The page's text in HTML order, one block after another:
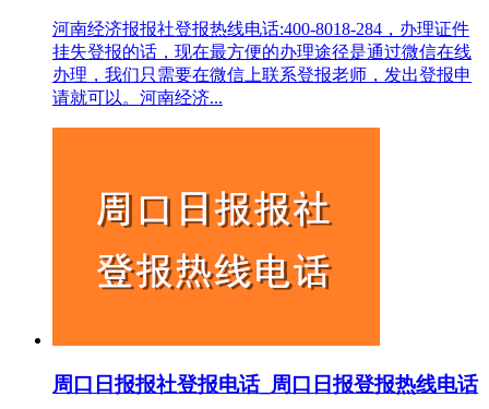
河南经济报报社登报热线电话:400-8018-284，办理证件
挂失登报的话，现在最方便的办理途径是通过微信在线
办理，我们只需要在微信上联系登报老师，发出登报申
请就可以。河南经济...
周口日报报社登报电话_周口日报登报热线电话